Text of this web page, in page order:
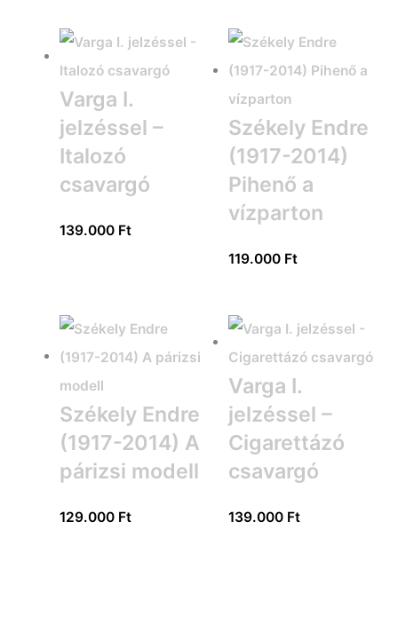
Varga I.
jelzéssel –
Italozó
csavargó
139.000 Ft
Székely Endre
(1917-2014)
Pihenő a
vízparton
119.000 Ft
Székely Endre
(1917-2014) A
párizsi modell
129.000 Ft
Varga I.
jelzéssel –
Cigarettázó
csavargó
139.000 Ft